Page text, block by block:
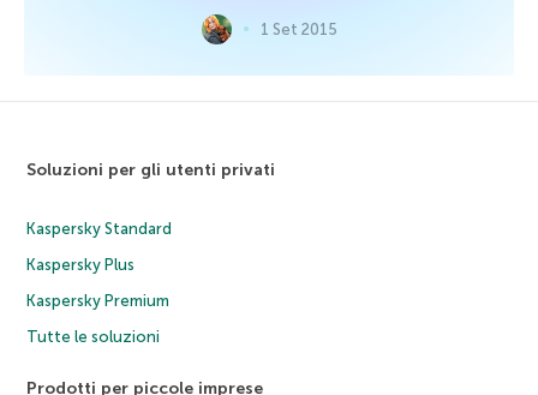
1 Set 2015
Soluzioni per gli utenti privati
Kaspersky Standard
Kaspersky Plus
Kaspersky Premium
Tutte le soluzioni
Prodotti per piccole imprese